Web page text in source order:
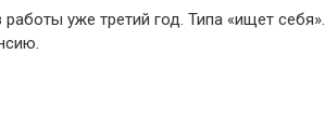
уже третий год. Типа «ищет себя».